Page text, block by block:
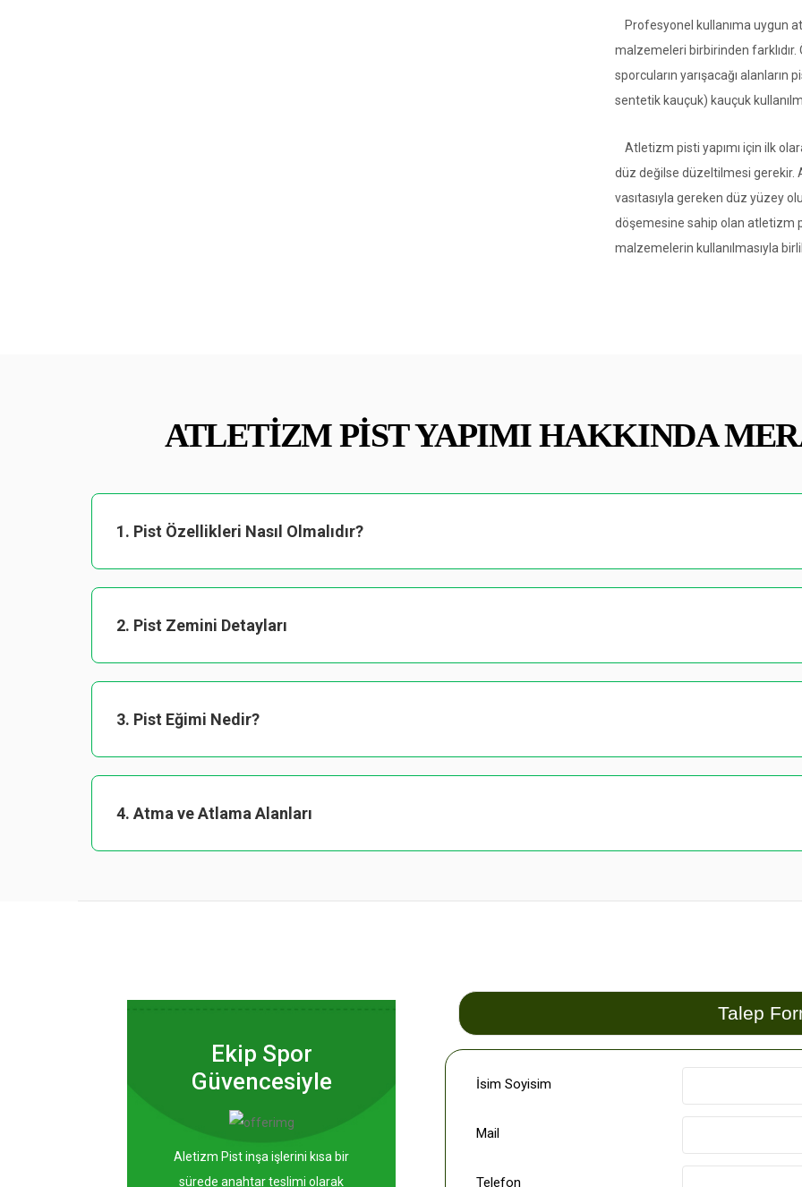
Profesyonel kullanıma uygun
malzemeleri birbirinden
sporcuların yarışacağı
sentetik kauçuk) kauçuk
Atletizm pisti yapımı için ilk
düz değilse düzeltilmesi gerekir.
vasıtasıyla gereken düz yüzey
döşemesine sahip olan atletizm
malzemelerin kullanılmasıyla
ATLETIZM PIST YAPIMI HAKKINDA
1. Pist Özellikleri Nasıl Olmalıdır?
2. Pist Zemini Detayları
3. Pist Eğimi Nedir?
4. Atma ve Atlama Alanları
Ekip Spor
Güvencesiyle
Aletizm Pist inşa işlerini kısa bir
sürede anahtar teslimi olarak
Talep
İsim Soyisim
Mail
Telefon